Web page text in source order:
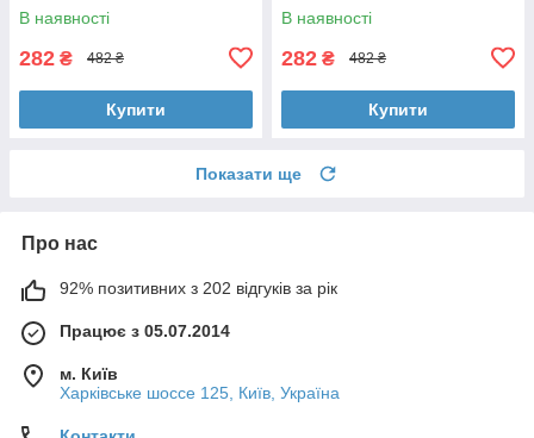
В наявності
282 ₴ 482 ₴
Купити
В наявності
282 ₴ 482 ₴
Купити
Показати ще
Про нас
92% позитивних з 202 відгуків за рік
Працює з 05.07.2014
м. Київ
Харківське шоссе 125, Київ, Україна